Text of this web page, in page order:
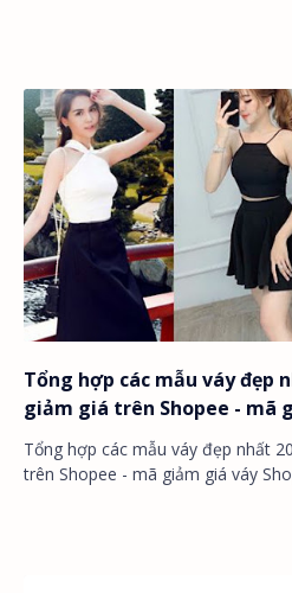
Tổng hợp các mẫu váy đẹp
giảm giá trên Shopee - mã
Tổng hợp các mẫu váy đẹp nhất
trên Shopee - mã giảm giá váy